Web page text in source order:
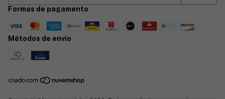
Formas de pagamento
Métodos de envio